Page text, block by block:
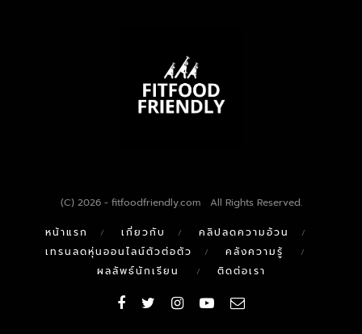
(C) 2026 - fitfoodfriendly.com All Rights Reserved.
หน้าแรก เกี่ยวกับ
คลิปลดความอ้วน
เทรนลดหุ่นออนไลน์ตัวต่อตัว
คลังความรู้
ผลลัพธ์นักเรียน
ติดต่อเรา